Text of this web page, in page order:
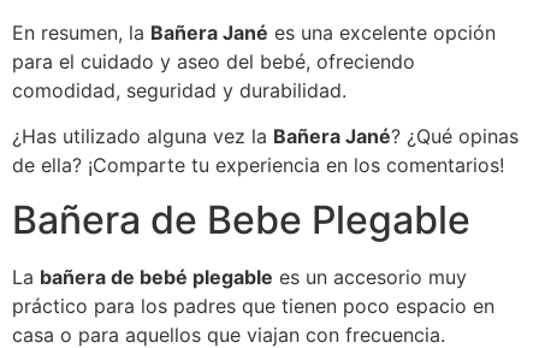
En resumen, la Bañera Jané es una excelente opción
para el cuidado y aseo del bebé, ofreciendo
comodidad, seguridad y durabilidad.
¿Has utilizado alguna vez la Bañera Jané? ¿Qué opinas
de ella? ¡Comparte tu experiencia en los comentarios!
Bañera de Bebe Plegable
La bañera de bebé plegable es un accesorio muy
práctico para los padres que tienen poco espacio en
casa o para aquellos que viajan con frecuencia.